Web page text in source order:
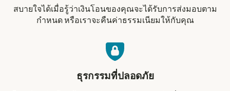
สบายใจได้เมื่อรู้ว่าเงินโอนของคุณจะได้รับการส่งมอบตาม
กำหนด หรือเราจะคืนค่าธรรมเนียมให้กับคุณ
ธุรกรรมที่ปลอดภัย